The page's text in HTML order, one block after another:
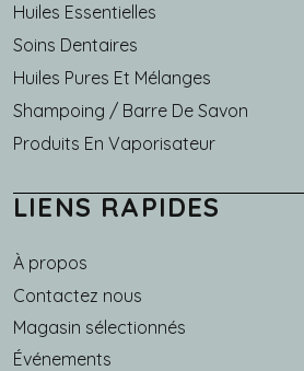
Huiles Essentielles
Soins Dentaires
Huiles Pures Et Mélanges
Shampoing / Barre De Savon
Produits En Vaporisateur
LIENS RAPIDES
À propos
Main navigation
Contactez nous
Magasin sélectionnés
Événements